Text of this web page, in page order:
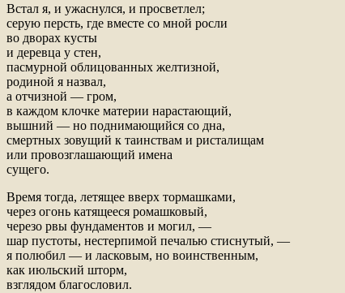
Встал я, и ужаснулся, и просветлел;
серую персть, где вместе со мной росли
во дворах кусты
и деревца у стен,
пасмурной облицованных желтизной,
родиной я назвал,
а отчизной — гром,
в каждом клочке материи нарастающий,
вышний — но поднимающийся со дна,
смертных зовущий к таинствам и ристалищам
или провозглашающий имена
сущего.
Время тогда, летящее вверх тормашками,
через огонь катящееся ромашковый,
черезо рвы фундаментов и могил, —
шар пустоты, нестерпимой печалью стиснутый, —
я полюбил — и ласковым, но воинственным,
как июльский шторм,
взглядом благословил.